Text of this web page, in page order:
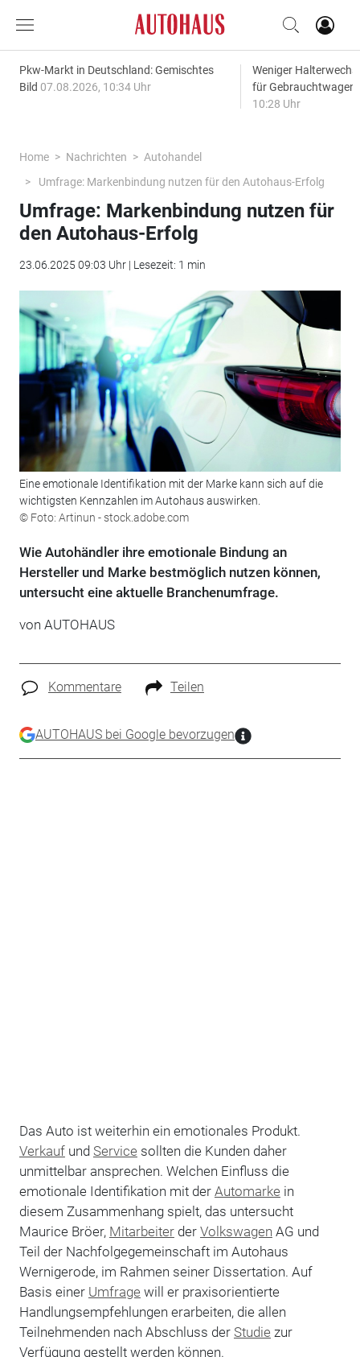
Pkw-Markt in Deutschland: Gemischtes
Bild 07.08.2026, 10:34 Uhr
Weniger
für
10:28 Uhr
Home Nachrichten
Autohandel
Umfrage: Markenbindung nutzen für den Autohaus-Erfolg
Umfrage: Markenbindung nutzen für
den Autohaus-Erfolg
23.06.2025 09:03 Uhr | Lesezeit: 1 min
Eine emotionale Identifikation mit der Marke kann sich auf die
wichtigsten Kennzahlen im Autohaus auswirken.
© Foto: Artinun - stock.adobe.com
Wie Autohändler ihre emotionale Bindung an
Hersteller und Marke bestmöglich nutzen können,
untersucht eine aktuelle Branchenumfrage.
von AUTOHAUS
Kommentare Teilen
AUTOHAUS bei Google bevorzugen
Das Auto ist weiterhin ein emotionales Produkt.
Verkaufund Service sollten die Kunden daher
unmittelbar ansprechen. Welchen Einfluss die
emotionale Identifikation mit der Automarke in
diesem Zusammenhang spielt, das untersucht
Maurice Bröer, Mitarbeiterder Volkswagen AG und
Teil der Nachfolgegemeinschaft im Autohaus
Wernigerode, im Rahmen seiner Dissertation. Auf
Basis einer Umfrage will er praxisorientierte
Handlungsempfehlungen erarbeiten, die allen
Teilnehmenden nach Abschluss der Studie zur
Verfügung gestellt werden können.